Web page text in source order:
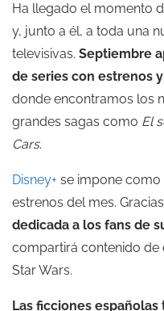
Ha llegado el momento
y, junto a él, a toda una
televisivas. Septiembre
de series con estrenos
donde encontramos los
grandes sagas como El
Cars.
Disney+ se impone
estrenos del mes.
dedicada a los fans de
compartirá contenido de
Star Wars.
Las ficciones